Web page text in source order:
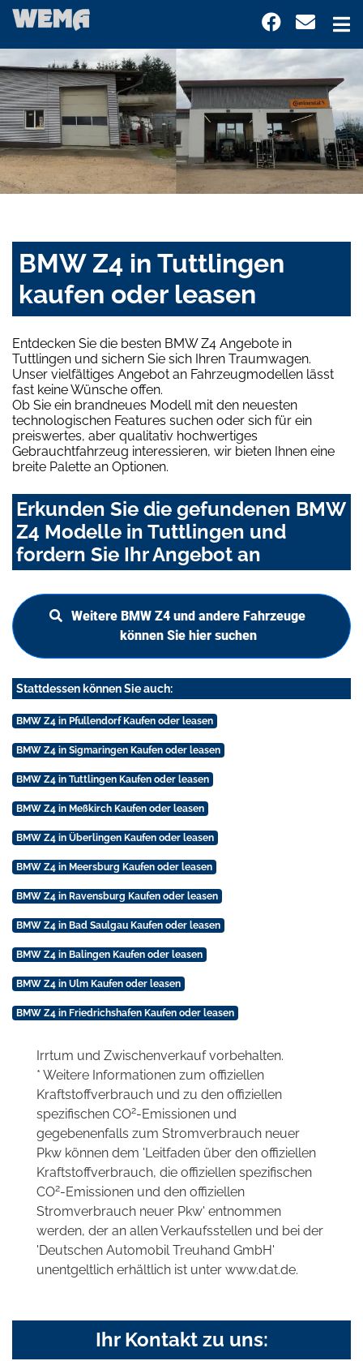
BMW Z4 in Tuttlingen
kaufen oder leasen
Entdecken Sie die besten BMW Z4 Angebote in
Tuttlingen und sichern Sie sich Ihren Traumwagen.
Unser vielfältiges Angebot an Fahrzeugmodellen lässt
fast keine Wünsche offen.
Ob Sie ein brandneues Modell mit den neuesten
technologischen Features suchen oder sich für ein
preiswertes, aber qualitativ hochwertiges
Gebrauchtfahrzeug interessieren, wir bieten Ihnen eine
breite Palette an Optionen.
Erkunden Sie die gefundenen BMW
Z4 Modelle in Tuttlingen und
fordern Sie Ihr Angebot an
Weitere BMW Z4 und andere Fahrzeuge
können Sie hier suchen
Stattdessen können Sie auch:
BMW Z4 in Pfullendorf Kaufen oder leasen
BMW Z4 in Sigmaringen Kaufen oder leasen
BMW Z4 in Tuttlingen Kaufen oder leasen
BMW Z4 in Meßkirch Kaufen oder leasen
BMW Z4 in Überlingen Kaufen oder leasen
BMW Z4 in Meersburg Kaufen oder leasen
BMW Z4 in Ravensburg Kaufen oder leasen
BMW Z4 in Bad Saulgau Kaufen oder leasen
BMW Z4 in Balingen Kaufen oder leasen
BMW Z4 in Ulm Kaufen oder leasen
BMW Z4 in Friedrichshafen Kaufen oder leasen
Irrtum und Zwischenverkauf vorbehalten.
* Weitere Informationen zum offiziellen
Kraftstoffverbrauch und zu den offiziellen
spezifischen CO2-Emissionen und
gegebenenfalls zum Stromverbrauch neuer
Pkw können dem 'Leitfaden über den offiziellen
Kraftstoffverbrauch, die offiziellen spezifischen
CO2-Emissionen und den offiziellen
Stromverbrauch neuer Pkw' entnommen
werden, der an allen Verkaufsstellen und bei der
'Deutschen Automobil Treuhand GmbH'
unentgeltlich erhältlich ist unter www.dat.de.
Ihr Kontakt zu uns: